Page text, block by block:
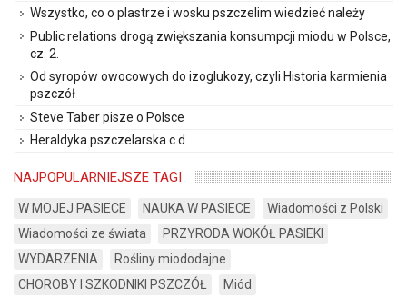
Wszystko, co o plastrze i wosku pszczelim wiedzieć należy
Public relations drogą zwiększania konsumpcji miodu w Polsce,
cz. 2.
Od syropów owocowych do izoglukozy, czyli Historia karmienia
pszczół
Steve Taber pisze o Polsce
Heraldyka pszczelarska c.d.
NAJPOPULARNIEJSZE TAGI
W MOJEJ PASIECE NAUKA W PASIECE
Wiadomości z Polski
Wiadomości ze świata
PRZYRODA WOKÓŁ PASIEKI
WYDARZENIA
Rośliny miododajne
CHOROBY I SZKODNIKI PSZCZÓŁ
Miód